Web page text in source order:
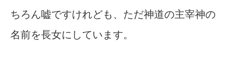
ちろん嘘ですけれども、ただ神道の主宰神の
名前を長女にしています。